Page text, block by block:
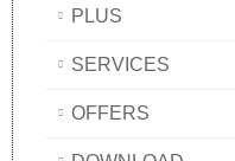
PLUS
SERVICES
OFFERS